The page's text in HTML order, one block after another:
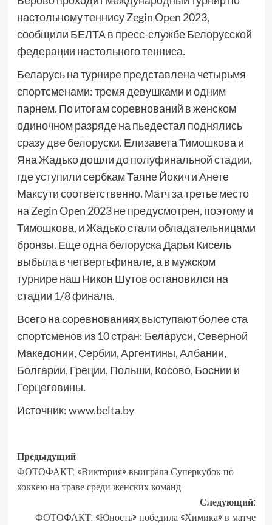
настольному теннису Zegin Open 2023,
сообщили БЕЛТА в пресс-службе Белорусской
федерации настольного тенниса.
Беларусь на турнире представлена четырьмя
спортсменами: тремя девушками и одним
парнем. По итогам соревнований в женском
одиночном разряде на пьедестал поднялись
сразу две белоруски. Елизавета Тимошкова и
Яна Жадько дошли до полуфинальной стадии,
где уступили сербкам Таяне Йокич и Анете
Максути соответственно. Матч за третье место
на Zegin Open 2023 не предусмотрен, поэтому и
Тимошкова, и Жадько стали обладательницами
бронзы. Еще одна белоруска Дарья Кисель
выбыла в четвертьфинале, а в мужском
турнире наш Никон Шутов остановился на
стадии 1/8 финала.
Всего на соревнованиях выступают более ста
спортсменов из 10 стран: Беларуси, Северной
Македонии, Сербии, Аргентины, Албании,
Болгарии, Греции, Польши, Косово, Боснии и
Герцеговины.
Источник:www.belta.by
Предыдущий
ФОТОФАКТ: «Виктория» выиграла Суперкубок по
хоккею на траве среди женских команд
Следующий:
ФОТОФАКТ: «Юность» победила «Химика» в матче